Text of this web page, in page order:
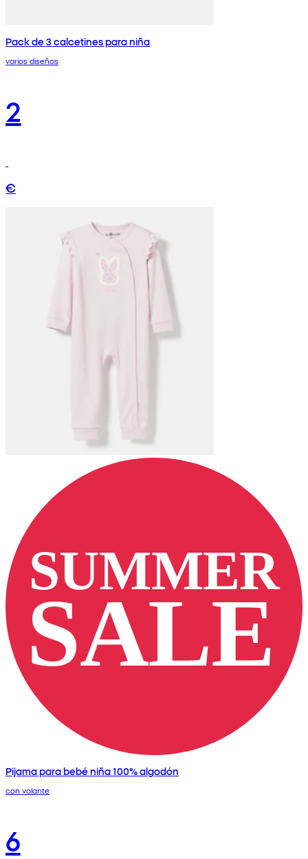
Pack de 3 calcetines para niña
varios diseños
2
€
Pijama para bebé niña 100% algodón
con volante
6